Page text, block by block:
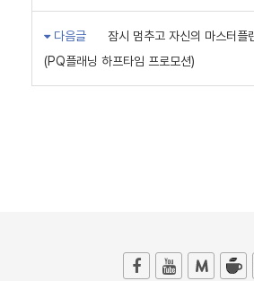
다음글
잠시 멈추고 자신의 마스터플
(PQ플래닝 하프타임 프로모션)